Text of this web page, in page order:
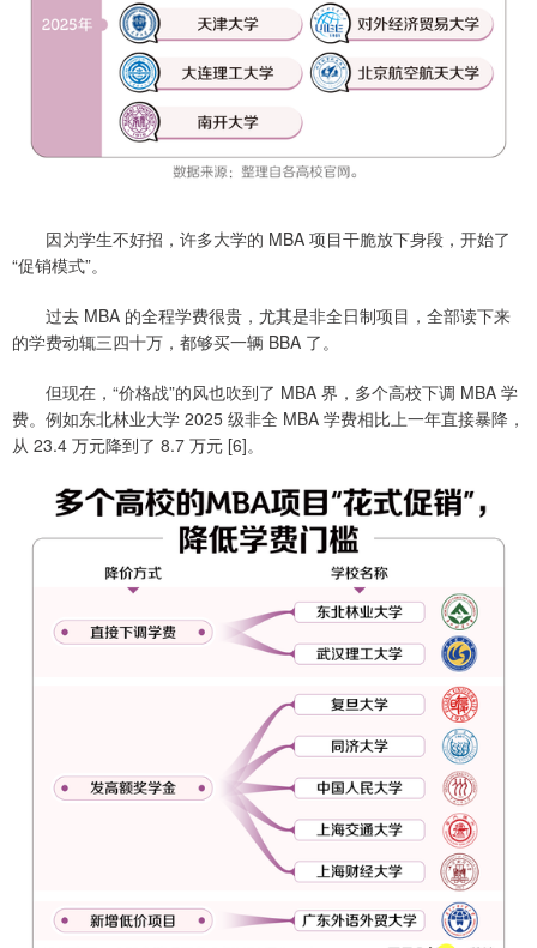
因为学生不好招，许多大学的 MBA 项目干脆放下身段，开始了
“促销模式”。
过去 MBA 的全程学费很贵，尤其是非全日制项目，全部读下来
的学费动辄三四十万，都够买一辆 BBA 了。
但现在，“价格战”的风也吹到了 MBA 界，多个高校下调 MBA 学
费。例如东北林业大学 2025 级非全 MBA 学费相比上一年直接暴降，
从 23.4 万元降到了 8.7 万元 [6]。